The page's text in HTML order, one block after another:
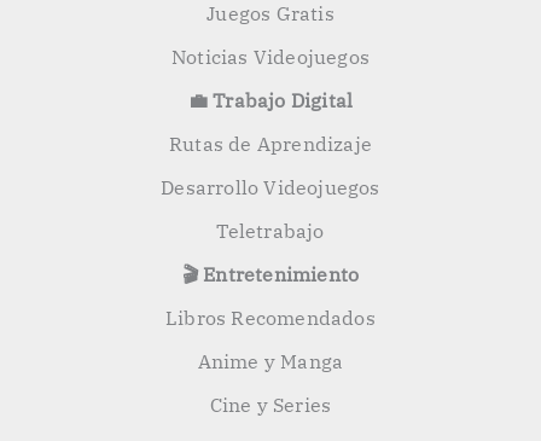
Juegos Gratis
Noticias Videojuegos
💼 Trabajo Digital
Rutas de Aprendizaje
Desarrollo Videojuegos
Teletrabajo
🎬 Entretenimiento
Libros Recomendados
Anime y Manga
Cine y Series